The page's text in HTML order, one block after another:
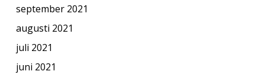
september 2021
augusti 2021
juli 2021
juni 2021